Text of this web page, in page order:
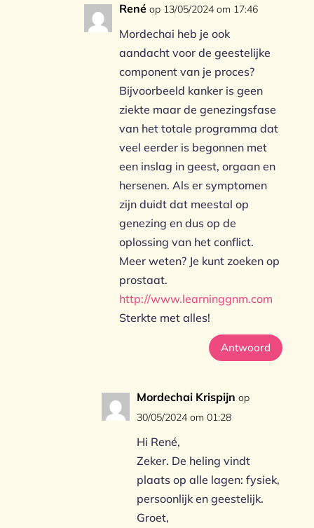
René op 13/05/2024 om 17:46
Mordechai heb je ook
aandacht voor de geestelijke
component van je proces?
Bijvoorbeeld kanker is geen
ziekte maar de genezingsfase
van het totale programma dat
veel eerder is begonnen met
een inslag in geest, orgaan en
hersenen. Als er symptomen
zijn duidt dat meestal op
genezing en dus op de
oplossing van het conflict.
Meer weten? Je kunt zoeken op
prostaat.
http://www.learninggnm.com
Sterkte met alles!
Antwoord
Mordechai Krispijn op
30/05/2024 om 01:28
Hi René,
Zeker. De heling vindt
plaats op alle lagen: fysiek,
persoonlijk en geestelijk.
Groet,